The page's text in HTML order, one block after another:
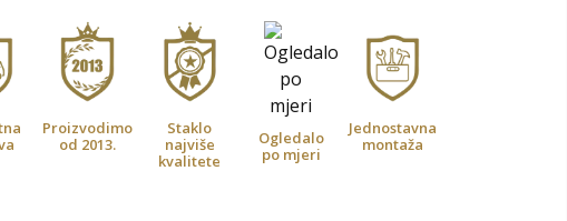
Proizvodimo
od 2013.
Staklo
najviše
kvalitete
Ogledalo
po mjeri
Jednostavna
montaža